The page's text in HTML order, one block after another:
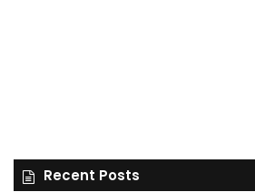
Recent Posts